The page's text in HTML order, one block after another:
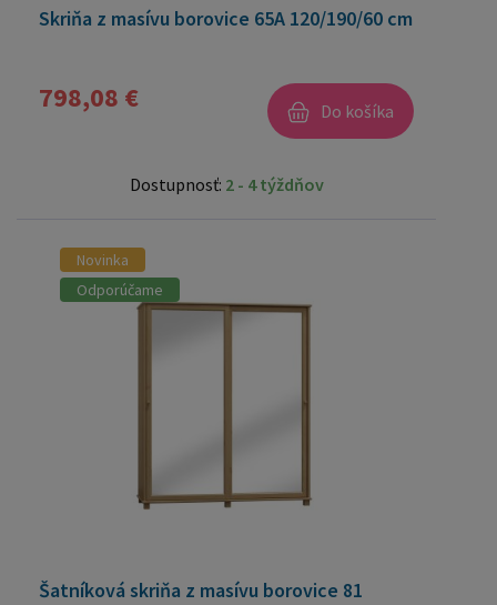
Skriňa z masívu borovice 65A 120/190/60 cm
798,08 € Do košíka
Dostupnosť: 2 - 4 týždňov
Novinka
Odporúčame
Šatníková skriňa z masívu borovice 81